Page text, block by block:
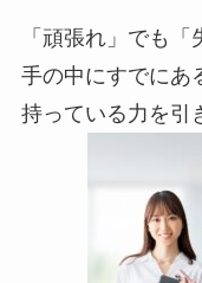
「頑張れ」でも
手の中にすでにあ
持っている力を引